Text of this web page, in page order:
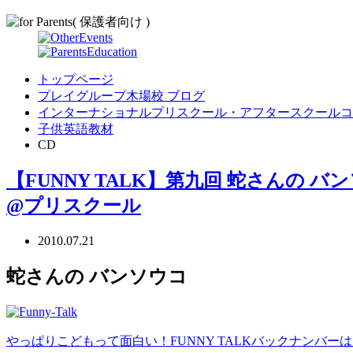
トップページ
プレイグループ木場校 ブログ
インターナショナルプリスクール・アフタースクール
子供英語教材
CD
【FUNNY TALK】第九回 蛇さんの バ
@プリスクール
2010.07.21
蛇さんの バンソウコ
やっぱりこどもって面白い！FUNNY TALKバックナンバー